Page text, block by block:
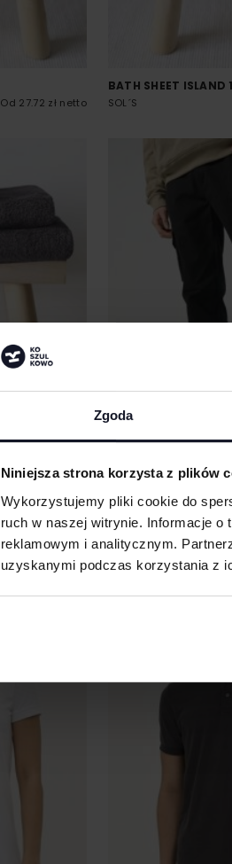
Zgoda
Niniejsza strona korzysta z plików
Wykorzystujemy pliki cookie do
ruch w naszej witrynie. Informacje o
reklamowym i analitycznym.
uzyskanymi podczas korzystania z
Od 27.72 zł netto
BATH SHEET ISLAND
SOL´S
Od 50.93 zł netto SOL´S